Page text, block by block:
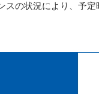
スの状況により、予